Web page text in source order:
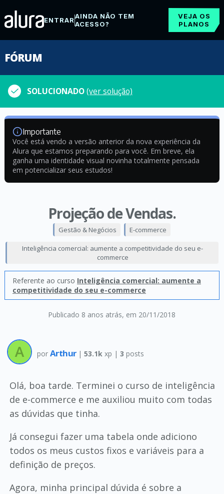
ENTRARAINDA NÃO TEM
ACESSO?
VEJA OS
PLANOS
FÓRUM
SOLUCIONADO(ver solução)
Importante
Você está vendo a versão anterior da nova experiência da
Alura que estamos preparando para você. Em breve, ela
ganha uma identidade visual novinha totalmente pensada
em potencializar seus estudos!
Projeção de Vendas.
Publicado 8 anos atrás, em 20/11/2018
Gestão & Negócios E-commerce
Inteligência comercial: aumente a competitividade do seu e-
commerce
Referente ao curso Inteligência comercial: aumente a
competitividade do seu e-commerce
por Arthur | 53.1k xp | 3 posts
Olá, boa tarde. Terminei o curso de inteligência
de e-commerce e me auxiliou muito com todas
as dúvidas que tinha.
Já consegui fazer uma tabela onde adiciono
todos os meus custos fixos e variáveis para a
definição de preços.
Agora, minha principal dúvida é sobre a